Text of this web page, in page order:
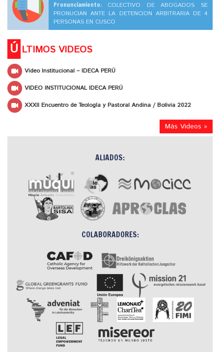
Pronunciamiento: COLECTIVO DE ABOGADOS SE
PRONUCIAN ANTE LA DETENCION ARBITRARIA DE 4
PERSONAS EN CUSCO
Ú LTIMOS VIDEOS
Video Institucional – IDECA PERÚ
VIDEO INSTITUCIONAL IDECA PERÚ
XXXII Encuentro de Teología y Pastoral Andina / Bolivia 2022
Más Videos »
ALIADOS:
COLABORADORES: